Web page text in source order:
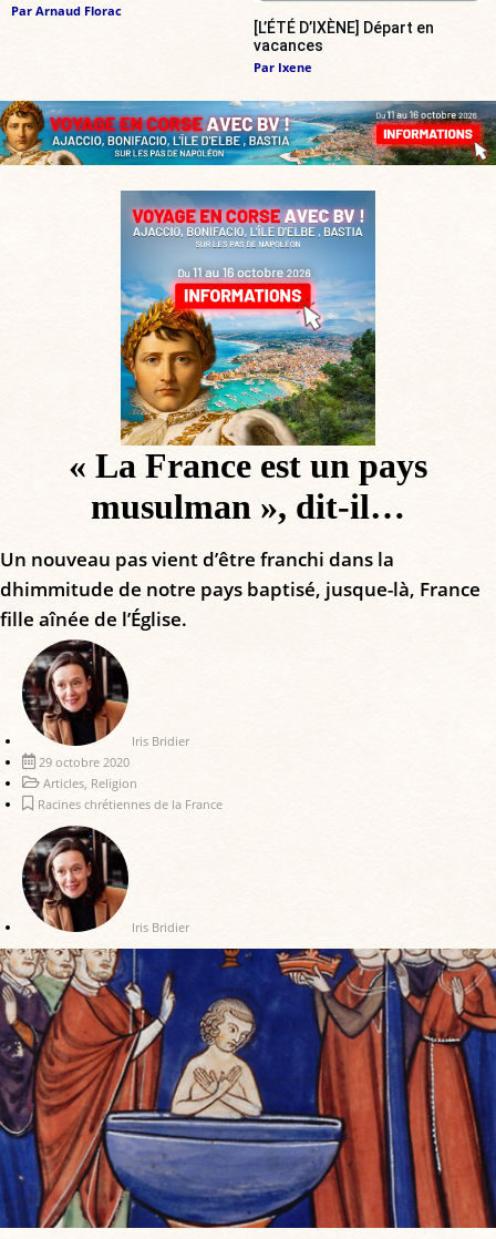
Par Arnaud Florac
[L’ÉTÉ D’IXÈNE] Départ en
vacances
Par Ixene
« La France est un pays
musulman », dit-il…
Un nouveau pas vient d’être franchi dans la
dhimmitude de notre pays baptisé, jusque-là, France
fille aînée de l’Église.
Iris Bridier
29 octobre 2020
Articles, Religion
Racines chrétiennes de la France
Iris Bridier